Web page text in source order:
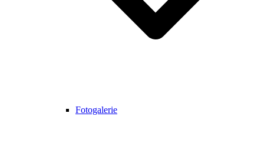
Fotogalerie